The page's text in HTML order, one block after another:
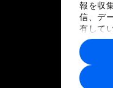
報を収
信、デ
有して
ユーザ
報や各
に収集
トナー